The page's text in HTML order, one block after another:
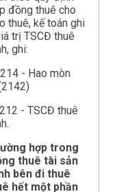
đồng thuê cho
thuê, kế toán ghi
trị TSCĐ thuê
ghi:
- Hao mòn
- TSCĐ thuê
hợp trong
thuê tài sản
bên đi thuê
hết một phần